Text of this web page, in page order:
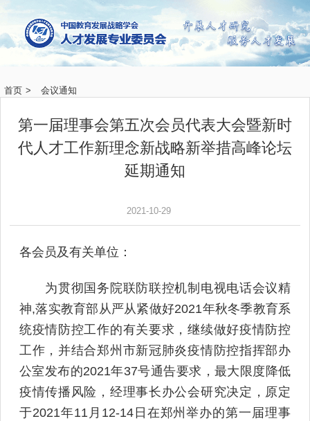
首页 > 会议通知
第一届理事会第五次会员代表大会暨新时
代人才工作新理念新战略新举措高峰论坛
延期通知
2021-10-29
各会员及有关单位：
为贯彻国务院联防联控机制电视电话会议精
神,落实教育部从严从紧做好2021年秋冬季教育系
统疫情防控工作的有关要求，继续做好疫情防控
工作，并结合郑州市新冠肺炎疫情防控指挥部办
公室发布的2021年37号通告要求，最大限度降低
疫情传播风险，经理事长办公会研究决定，原定
于2021年11月12-14日在郑州举办的第一届理事